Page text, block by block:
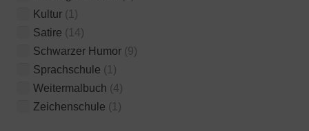
Kultur (1)
Satire (14)
Schwarzer Humor (9)
Sprachschule (1)
Weitermalbuch (4)
Zeichenschule (1)